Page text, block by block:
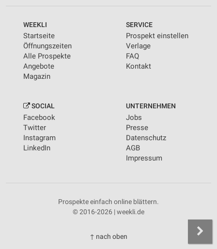
WEEKLI
Startseite
Öffnungszeiten
Alle Prospekte
Angebote
Magazin
SERVICE
Prospekt einstellen
Verlage
FAQ
Kontakt
SOCIAL
Facebook
Twitter
Instagram
LinkedIn
UNTERNEHMEN
Jobs
Presse
Datenschutz
AGB
Impressum
Prospekte einfach online blättern.
© 2016-2026 | weekli.de
↑ nach oben